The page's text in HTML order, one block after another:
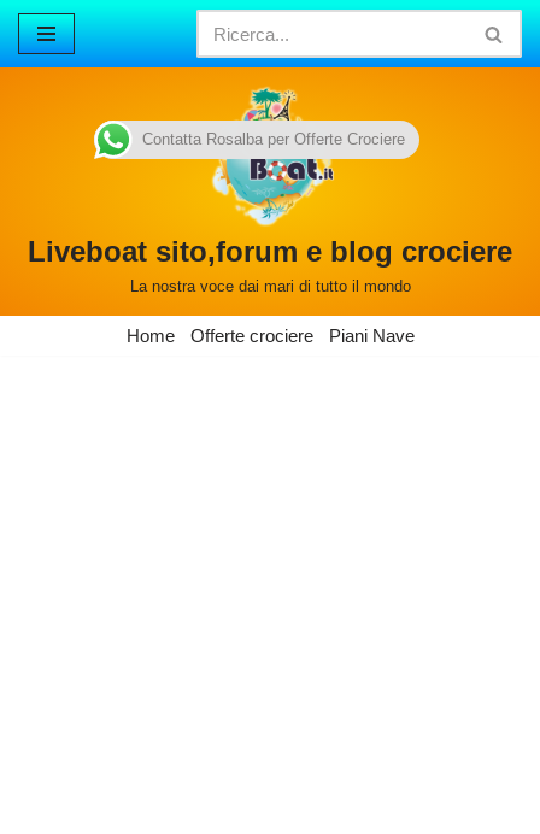
Vai
Liveboat sito,forum e blog crociere
La nostra voce dai mari di tutto il mondo
Home Offerte crociere Piani Nave
Contatta Rosalba per Offerte Crociere